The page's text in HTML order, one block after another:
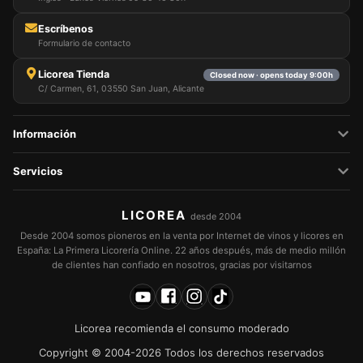
Escríbenos
Formulario de contacto
Licorea Tienda Closed now · opens today 9:00h
C/ Carmen, 61, 03550 San Juan, Alicante
Información
Servicios
LICOREA desde 2004
Desde 2004 somos pioneros en la venta por Internet de vinos y licores en
España: La Primera Licorería Online. 22 años después, más de medio millón
de clientes han confiado en nosotros, gracias por visitarnos
Licorea recomienda el consumo moderado
Copyright © 2004-2026 Todos los derechos reservados